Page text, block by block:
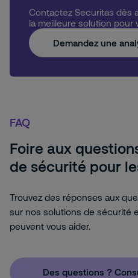
Contactez Securitas dès
la meilleure solution pour
Demandez une
FAQ
Foire aux
de sécurité pour
Trouvez des réponses aux
sur nos solutions de sécurité
peuvent vous aider.
Des questions ?